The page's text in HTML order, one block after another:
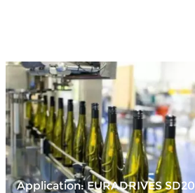
Application: EURADRIVES SD20